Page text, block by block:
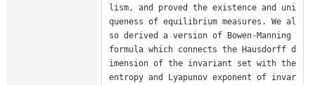
lism, and proved the existence and uni
queness of equilibrium measures. We al
so derived a version of Bowen-Manning
formula which connects the Hausdorff d
imension of the invariant set with the
entropy and Lyapunov exponent of invar